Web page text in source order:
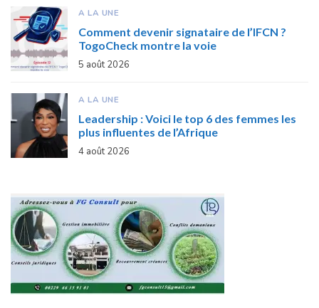
A LA UNE
Comment devenir signataire de l’IFCN ?
TogoCheck montre la voie
5 août 2026
A LA UNE
Leadership : Voici le top 6 des femmes les
plus influentes de l’Afrique
4 août 2026